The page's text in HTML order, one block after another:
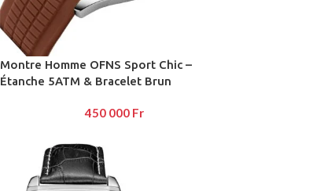
Montre Homme OFNS Sport Chic –
Étanche 5ATM & Bracelet Brun
450 000 Fr